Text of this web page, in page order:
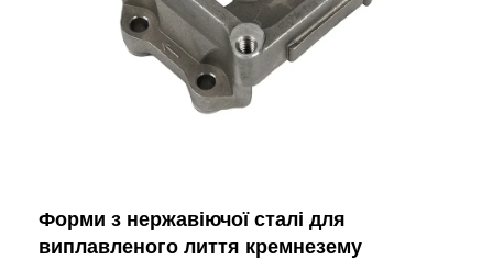
Форми з нержавіючої сталі для
виплавленого лиття кремнезему